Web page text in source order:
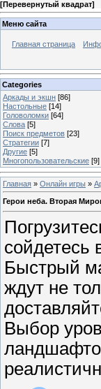
[Перевернутый квадрат]
Меню сайта
Главная страница
Categories
Аркады и экшн [86]
Настольные [14]
Головоломки [64]
Слова [5]
Поиск предметов [23]
Стратегии [7]
Другие [5]
Многопользовательские [9]
Главная » Онлайн игры »
Герои неба. Вторая
сойдетесь
Быстрый
ждут не
Выбор